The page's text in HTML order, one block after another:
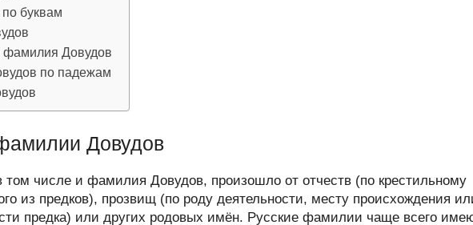
буквам
фамилия Довудов
по падежам
Довудов
числе и фамилия Довудов, произошло от отчеств (по крестильному
из предков), прозвищ (по роду деятельности, месту происхождения
предка) или других родовых имён. Русские фамилии чаще всего